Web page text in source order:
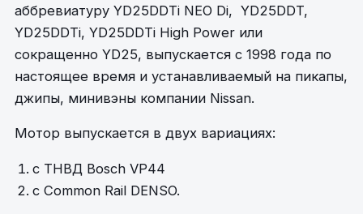
аббревиатуру YD25DDTi NEO Di, YD25DDT,
YD25DDTi, YD25DDTi High Power или
сокращенно YD25, выпускается с 1998 года по
настоящее время и устанавливаемый на пикапы,
джипы, минивэны компании Nissan.
Мотор выпускается в двух вариациях:
с ТНВД Bosch VP44
с Common Rail DENSO.